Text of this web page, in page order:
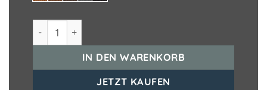
IN DEN WARENKORB
JETZT KAUFEN